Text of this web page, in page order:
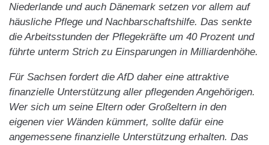
Niederlande und auch Dänemark setzen vor allem auf
häusliche Pflege und Nachbarschaftshilfe. Das senkte
die Arbeitsstunden der Pflegekräfte um 40 Prozent und
führte unterm Strich zu Einsparungen in Milliardenhöhe.
Für Sachsen fordert die AfD daher eine attraktive
finanzielle Unterstützung aller pflegenden Angehörigen.
Wer sich um seine Eltern oder Großeltern in den
eigenen vier Wänden kümmert, sollte dafür eine
angemessene finanzielle Unterstützung erhalten. Das